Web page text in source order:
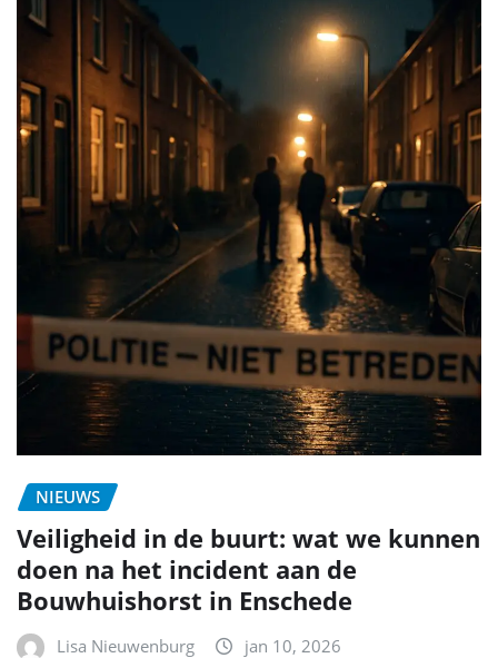
NIEUWS
Veiligheid in de buurt: wat we kunnen
doen na het incident aan de
Bouwhuishorst in Enschede
Lisa Nieuwenburg jan 10, 2026